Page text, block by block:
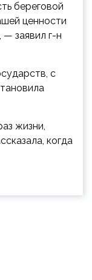
береговой
ценности
— заявил г-н
с
жизни,
когда